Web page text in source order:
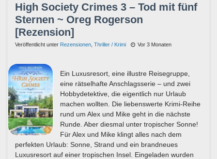
High Society Crimes 3 – Tod mit fünf
Sternen ~ Oreg Rogerson
[Rezension]
Veröffentlicht unter Rezensionen Thriller / Krimi Vor 3 Monaten
Ein Luxusresort, eine illustre Reisegruppe,
eine rätselhafte Anschlagsserie – und zwei
Hobbydetektive, die eigentlich nur Urlaub
machen wollten. Die liebenswerte Krimi-Reihe
rund um Alex und Mike geht in die nächste
Runde. Aber diesmal unter tropischer Sonne!
Für Alex und Mike klingt alles nach dem
perfekten Urlaub: Sonne, Strand und ein brandneues
Luxusresort auf einer tropischen Insel. Eingeladen wurden